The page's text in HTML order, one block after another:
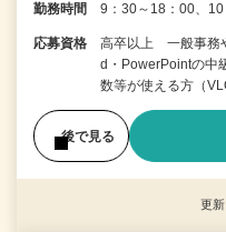
勤務時間 9：30～18：00、
応募資格
高卒以上 一般事務
d・PowerPointの中
数等が使える方（
後で見る
更